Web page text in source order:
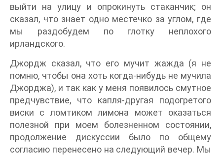
выйти на улицу и опрокинуть стаканчик; он
сказал, что знает одно местечко за углом, где
мы раздобудем по глотку неплохого
ирландского.
Джордж сказал, что его мучит жажда (я не
помню, чтобы она хоть когда-нибудь не мучила
Джорджа), и так как у меня появилось смутное
предчувствие, что капля-другая подогретого
виски с ломтиком лимона может оказаться
полезной при моем болезненном состоянии,
продолжение дискуссии было по общему
согласию перенесено на следующий вечер. Мы